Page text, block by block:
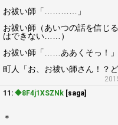
お祓い師「…………」
お祓い師（あいつの話を信じ
はできない……）
お祓い師「……ああくそっ！」
町人「お、お祓い師さん！？
11: ◆8F4j1XSZNk [saga]
＊